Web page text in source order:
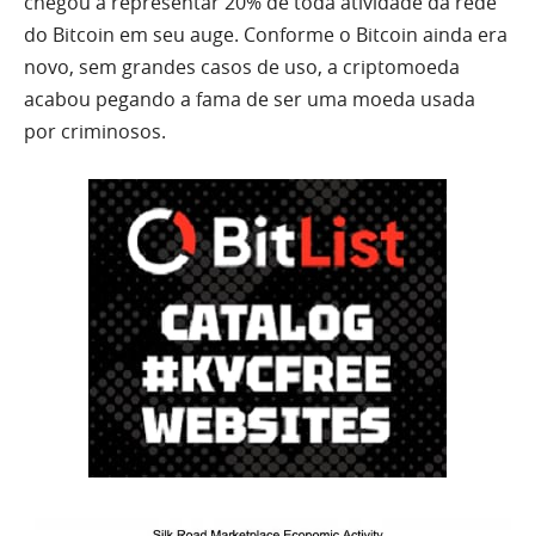
do Bitcoin em seu auge. Conforme o Bitcoin ainda era
novo, sem grandes casos de uso, a criptomoeda
acabou pegando a fama de ser uma moeda usada
por criminosos.